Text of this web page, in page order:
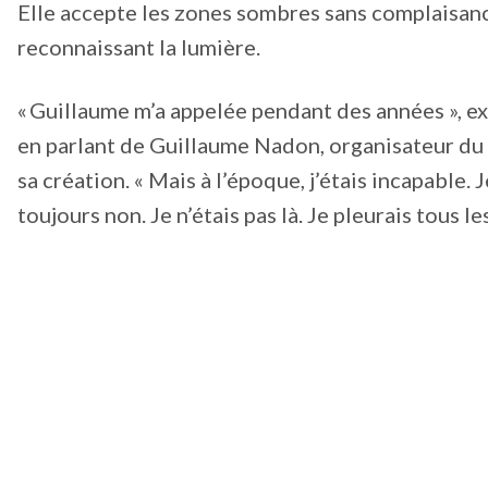
Elle accepte les zones sombres sans
reconnaissant la lumière.
« Guillaume m’a appelée pendant des années »,
en parlant de Guillaume Nadon, organisateur
sa création. « Mais à l’époque, j’étais incapable.
toujours non. Je n’étais pas là. Je pleurais tous